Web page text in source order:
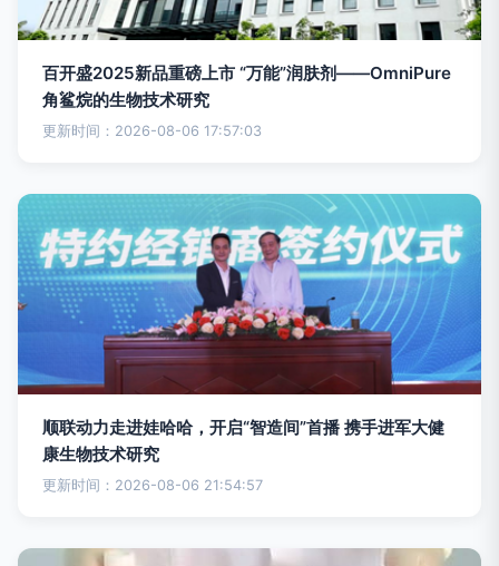
百开盛2025新品重磅上市 “万能”润肤剂——OmniPure
角鲨烷的生物技术研究
更新时间：2026-08-06 17:57:03
顺联动力走进娃哈哈，开启“智造间”首播 携手进军大健
康生物技术研究
更新时间：2026-08-06 21:54:57